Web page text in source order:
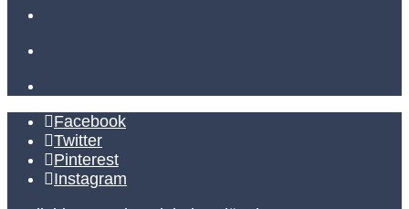
Facebook
Twitter
Pinterest
Instagram